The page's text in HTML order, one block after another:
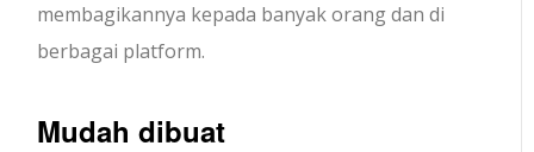
membagikannya kepada banyak orang dan di
berbagai platform.
Mudah dibuat